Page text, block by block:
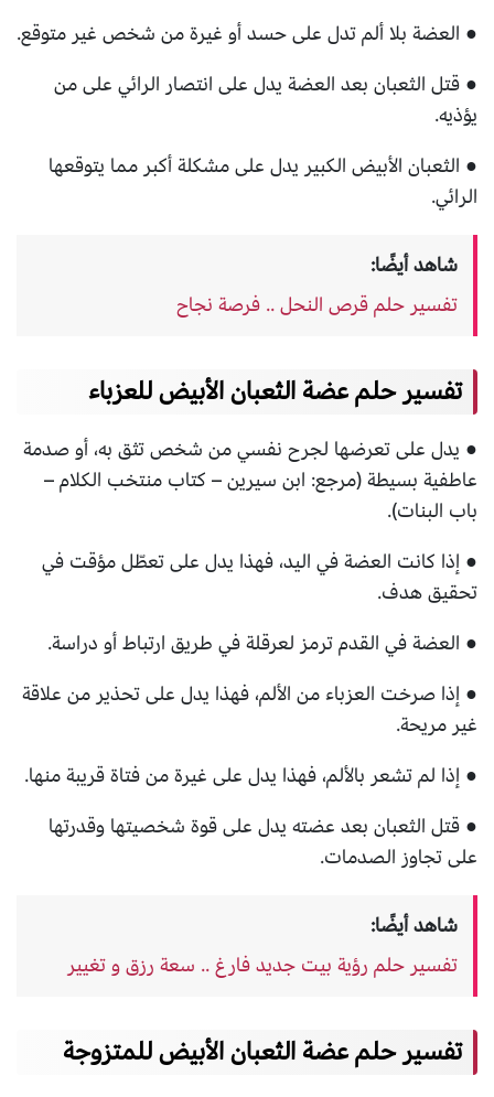
● العضة بلا ألم تدل على حسد أو غيرة من شخص غير متوقع.
● قتل الثعبان بعد العضة يدل على انتصار الرائي على من
يؤذيه.
● الثعبان الأبيض الكبير يدل على مشكلة أكبر مما يتوقعها
الرائي.
شاهد أيضًا:
تفسير حلم قرص النحل .. فرصة نجاح
تفسير حلم عضة الثعبان الأبيض للعزباء
● يدل على تعرضها لجرح نفسي من شخص تثق به، أو صدمة
عاطفية بسيطة (مرجع: ابن سيرين – كتاب منتخب الكلام –
باب البنات).
● إذا كانت العضة في اليد، فهذا يدل على تعطّل مؤقت في
تحقيق هدف.
● العضة في القدم ترمز لعرقلة في طريق ارتباط أو دراسة.
● إذا صرخت العزباء من الألم، فهذا يدل على تحذير من علاقة
غير مريحة.
● إذا لم تشعر بالألم، فهذا يدل على غيرة من فتاة قريبة منها.
● قتل الثعبان بعد عضته يدل على قوة شخصيتها وقدرتها
على تجاوز الصدمات.
شاهد أيضًا:
تفسير حلم رؤية بيت جديد فارغ .. سعة رزق و تغيير
تفسير حلم عضة الثعبان الأبيض للمتزوجة